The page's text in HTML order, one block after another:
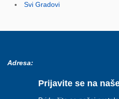
Svi Gradovi
Adresa:
Prijavite se na